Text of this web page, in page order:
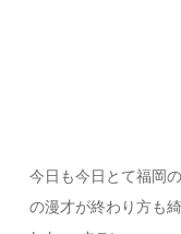
今日も今日とて福岡
の漫才が終わり方も